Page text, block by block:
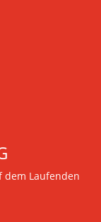
dem Laufenden